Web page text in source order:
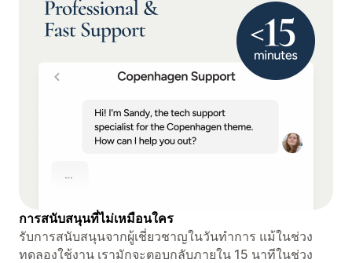
การสนับสนุนที่ไม่เหมือนใคร
รับการสนับสนุนจากผู้เชี่ยวชาญในวันทำการ แม้ในช่วง
ทดลองใช้งาน เรามักจะตอบกลับภายใน 15 นาทีในช่วง